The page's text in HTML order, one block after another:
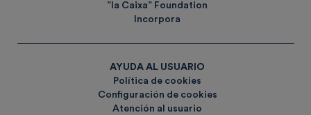
”la Caixa” Foundation
Incorpora
AYUDA AL USUARIO
Política de cookies
Configuración de cookies
Atención al usuario